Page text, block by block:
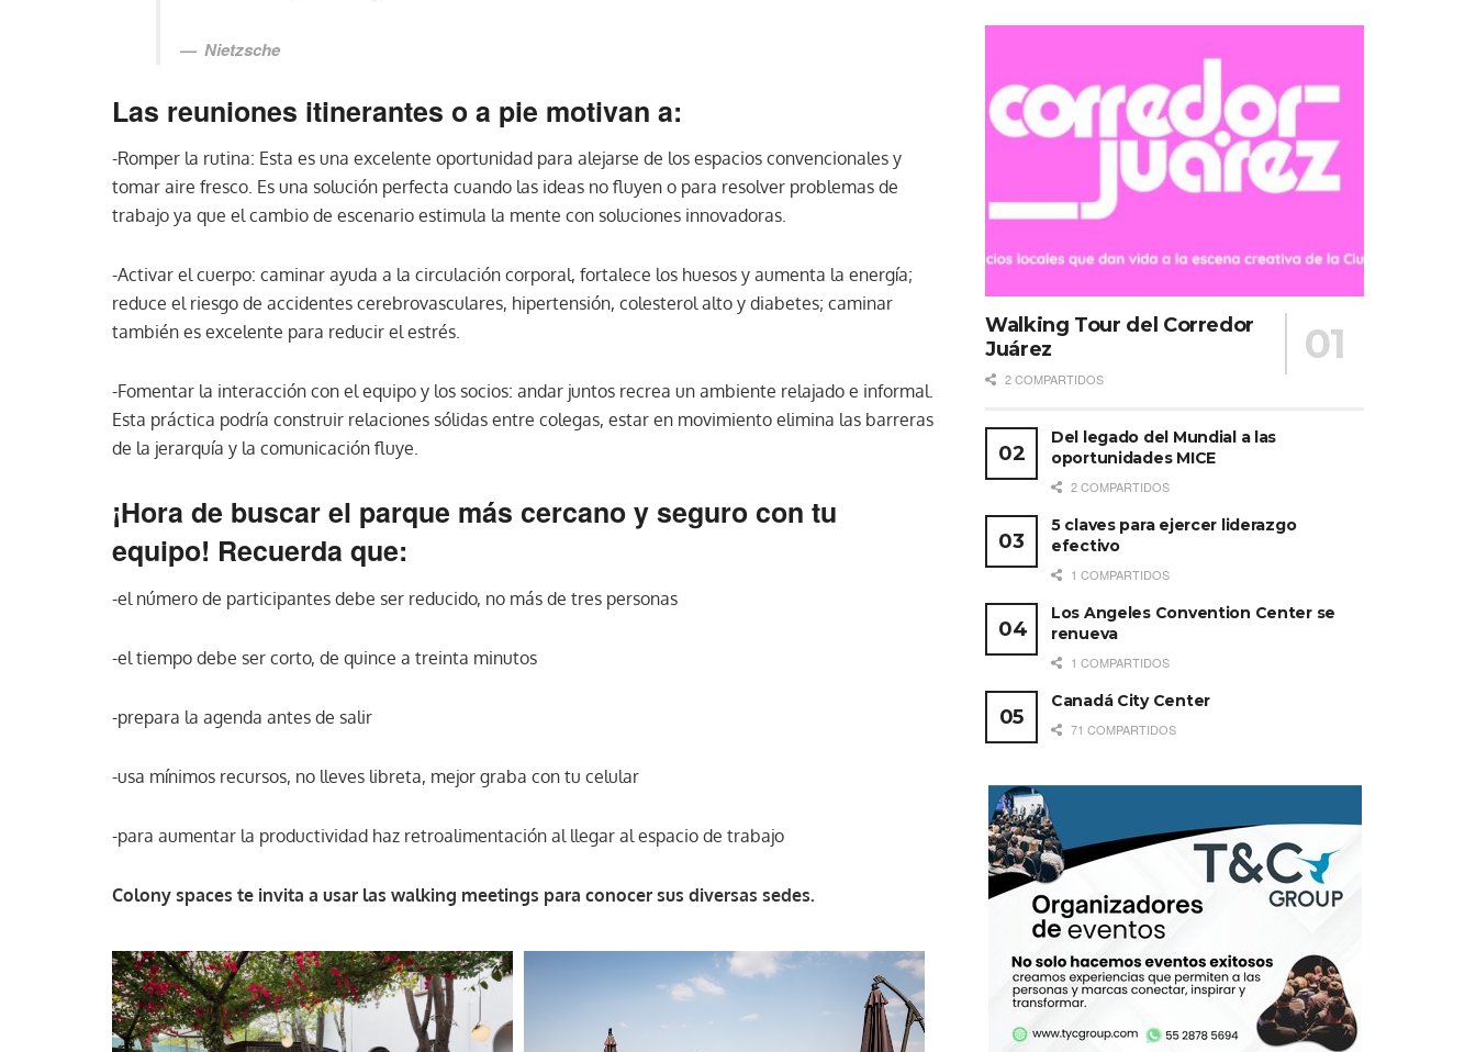
Nietzsche
Las reuniones itinerantes o a pie motivan a:
-Romper la rutina: Esta es una excelente oportunidad para alejarse de los espacios convencionales y
tomar aire fresco. Es una solución perfecta cuando las ideas no fluyen o para resolver problemas de
trabajo ya que el cambio de escenario estimula la mente con soluciones innovadoras.
-Activar el cuerpo: caminar ayuda a la circulación corporal, fortalece los huesos y aumenta la energía;
reduce el riesgo de accidentes cerebrovasculares, hipertensión, colesterol alto y diabetes; caminar
también es excelente para reducir el estrés.
-Fomentar la interacción con el equipo y los socios: andar juntos recrea un ambiente relajado e informal.
Esta práctica podría construir relaciones sólidas entre colegas, estar en movimiento elimina las barreras
de la jerarquía y la comunicación fluye.
¡Hora de buscar el parque más cercano y seguro con tu
equipo! Recuerda que:
-el número de participantes debe ser reducido, no más de tres personas
-el tiempo debe ser corto, de quince a treinta minutos
-prepara la agenda antes de salir
-usa mínimos recursos, no lleves libreta, mejor graba con tu celular
-para aumentar la productividad haz retroalimentación al llegar al espacio de trabajo
Colony spaces te invita a usar las walking meetings para conocer sus diversas sedes.
Walking Tour del Corredor
Juárez
2 COMPARTIDOS
Del legado del Mundial a las
oportunidades MICE
2 COMPARTIDOS
5 claves para ejercer liderazgo
efectivo
1 COMPARTIDOS
Los Angeles Convention Center se
renueva
1 COMPARTIDOS
Canadá City Center
71 COMPARTIDOS